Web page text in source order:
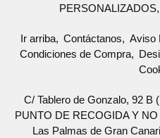
PERSONALIZADOS
Ir arriba Contáctanos Aviso
Condiciones de Compra
C/ Tablero de Gonzalo, 92 B
PUNTO DE RECOGIDA Y
Las Palmas de Gran